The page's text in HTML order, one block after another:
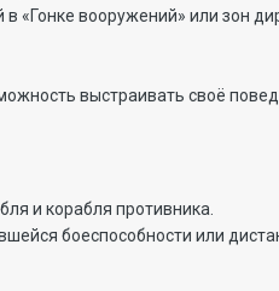
«Гонке вооружений» или зон
выстраивать своё
и корабля противника.
боеспособности или